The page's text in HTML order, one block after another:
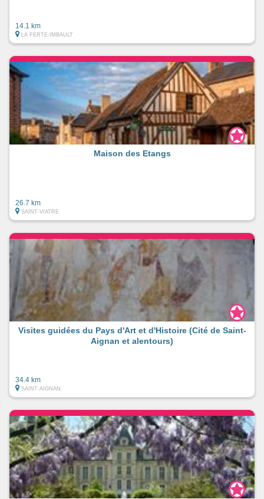
14.1 km
LA FERTE-IMBAULT
Maison des Etangs
26.7 km
SAINT-VIATRE
Visites guidées du Pays d'Art et d'Histoire (Cité de Saint-
Aignan et alentours)
34.4 km
SAINT-AIGNAN